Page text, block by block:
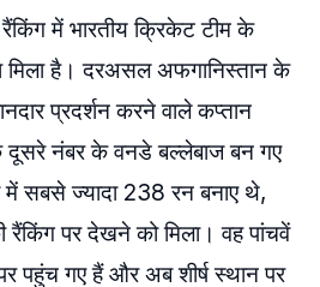
रैंकिंग में भारतीय क्रिकेट टीम के
मिला है। दरअसल अफगानिस्तान के
प्रदर्शन करने वाले कप्तान
नंबर के वनडे बल्लेबाज बन गए
सबसे ज्यादा 238 रन बनाए थे,
पर देखने को मिला। वह पांचवें
पहुंच गए हैं और अब शीर्ष स्थान पर